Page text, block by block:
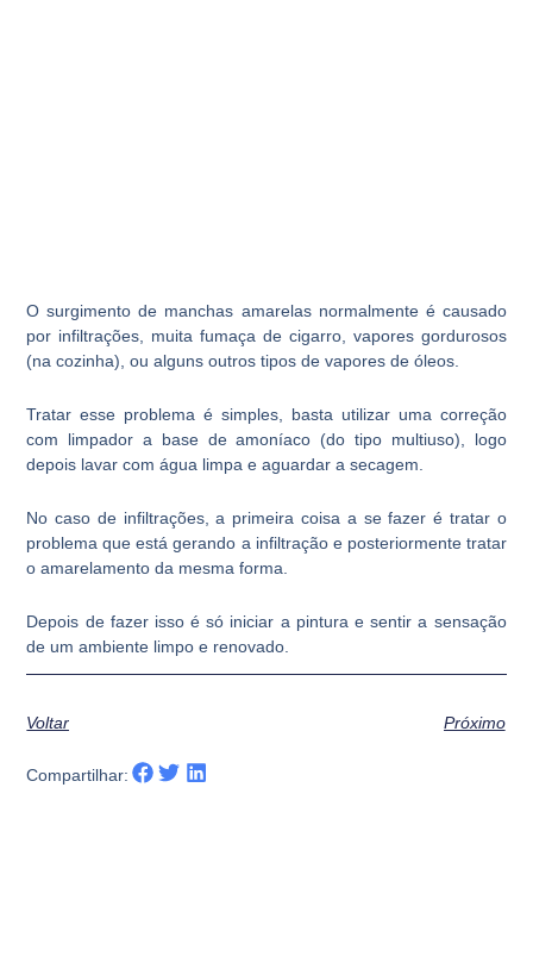
O surgimento de manchas amarelas normalmente é causado
por infiltrações, muita fumaça de cigarro, vapores gordurosos
(na cozinha), ou alguns outros tipos de vapores de óleos.
Tratar esse problema é simples, basta utilizar uma correção
com limpador a base de amoníaco (do tipo multiuso), logo
depois lavar com água limpa e aguardar a secagem.
No caso de infiltrações, a primeira coisa a se fazer é tratar o
problema que está gerando a infiltração e posteriormente tratar
o amarelamento da mesma forma.
Depois de fazer isso é só iniciar a pintura e sentir a sensação
de um ambiente limpo e renovado.
Voltar Próximo
Compartilhar: